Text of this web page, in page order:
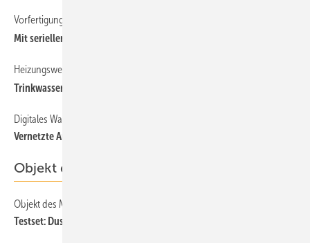
Vorfertigung
Mit serieller Badfertigung wirtschaftlicher bauen
Heizungswende
Trinkwassererwärmung mit Wärme­pumpen in MFH
Digitales Wassermanagement
Vernetzte Armaturen für den Er­halt der Trink­wasser­güte
Objekt des Monats
Objekt des Monats 2026-07
Testset: Dusch-WC-Komfort kosten­los zu Hause testen